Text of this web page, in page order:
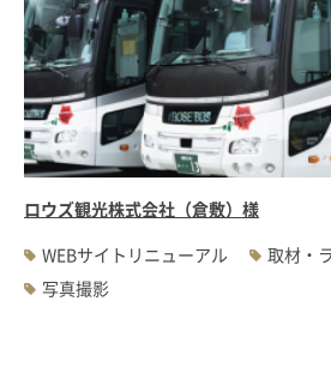
ロウズ観光株式会社（倉敷）様
WEBサイトリニューアル
取材・
写真撮影